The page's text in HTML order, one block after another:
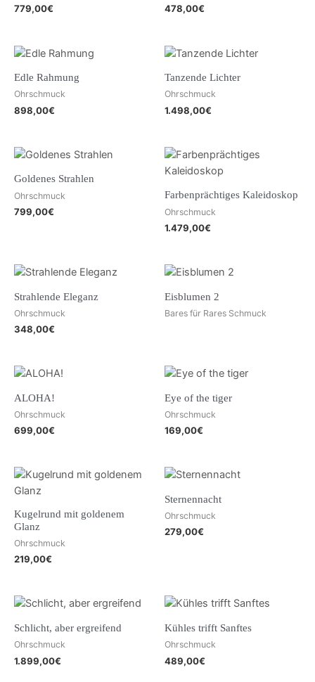
779,00€ 478,00€
Edle Rahmung
Ohrschmuck
898,00€
Tanzende Lichter
Ohrschmuck
1.498,00€
Goldenes Strahlen
Ohrschmuck
799,00€
Farbenprächtiges Kaleidoskop
Ohrschmuck
1.479,00€
Strahlende Eleganz
Ohrschmuck
348,00€
Eisblumen 2
Bares für Rares Schmuck
ALOHA!
Ohrschmuck
699,00€
Eye of the tiger
Ohrschmuck
169,00€
Kugelrund mit goldenem
Glanz
Ohrschmuck
219,00€
Sternennacht
Ohrschmuck
279,00€
Schlicht, aber ergreifend
Ohrschmuck
1.899,00€
Kühles trifft Sanftes
Ohrschmuck
489,00€